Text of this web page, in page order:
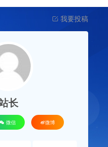
我要投稿
长
微信 微博